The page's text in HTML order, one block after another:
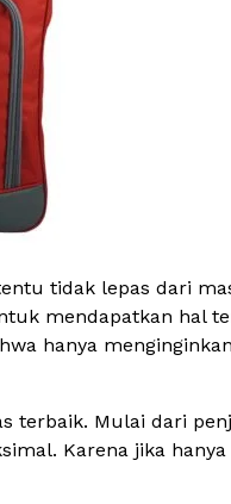
tidak lepas dari
mendapatkan hal
hanya
Mulai dari
Karena jika